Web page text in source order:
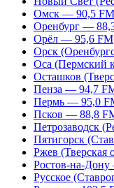
Омск — 90,5 FM
Оренбург —
Орёл — 95,6 FM
Орск
Оса (Пермский
Осташков
Пенза — 94,7
Пермь — 95,0
Псков — 88,8
Петрозаводск
Пятигорск
Ржев
Ростов-на-
Русское